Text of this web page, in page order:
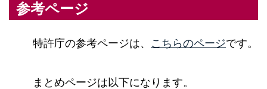
参考ページ
特許庁の参考ページは、 こちらのページです。
まとめページは以下になります。